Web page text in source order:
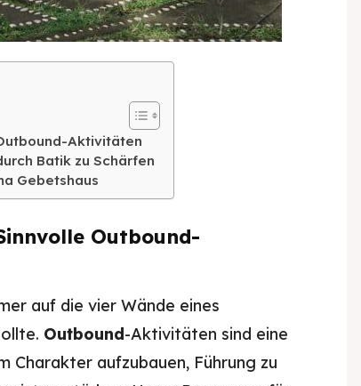
Ruang Meeting
Playground Anak
Katering Magelang
Nasi Box
Katering Magelang
Nasi Box
BAHASA / LANGUAGE
Français
Aktivitäten
Batik zu Schärfen
Gebetshaus
Outbound-
auf die vier Wände eines
Outbound-Aktivitäten sind eine
Charakter aufzubauen, Führung zu